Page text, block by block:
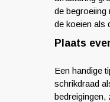
de begroeiing
de koeien als
Plaats
Een handige
schrikdraad